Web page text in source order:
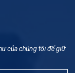
của chúng tôi để giữ